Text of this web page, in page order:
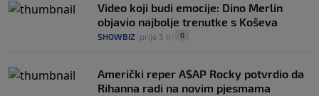
Video koji budi emocije: Dino Merlin
objavio najbolje trenutke s Koševa
SHOWBIZ prije 3 h 0
Američki reper A$AP Rocky potvrdio da
Rihanna radi na novim pjesmama